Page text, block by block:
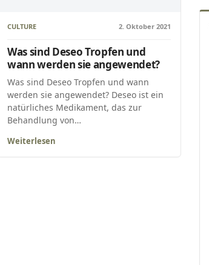
CULTURE 2. Oktober 2021
Was sind Deseo Tropfen und
wann werden sie angewendet?
Was sind Deseo Tropfen und wann
werden sie angewendet? Deseo ist ein
natürliches Medikament, das zur
Behandlung von…
Weiterlesen